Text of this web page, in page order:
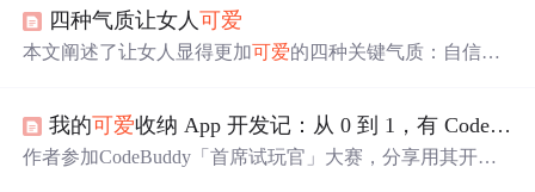
合作、学会适时地‘让利’以及保持乐观幽默的态度。
四种气质让女人可爱
本文阐述了让女人显得更加可爱的四种关键气质：自信、
我的可爱收纳 App 开发记：从 0 到 1，有 CodeBuddy
作者参加CodeBuddy「首席试玩官」大赛，分享用其开发